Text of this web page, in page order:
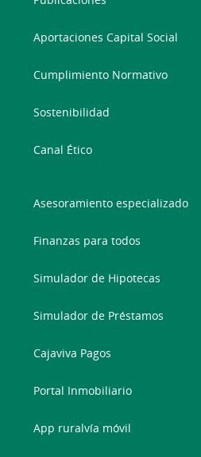
Aportaciones Capital Social
Cumplimiento Normativo
Sostenibilidad
Canal Ético
Asesoramiento especializado
Finanzas para todos
Simulador de Hipotecas
Simulador de Préstamos
Cajaviva Pagos
Portal Inmobiliario
App ruralvía móvil